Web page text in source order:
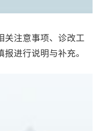
注意事项、诊改工
进行说明与补充。